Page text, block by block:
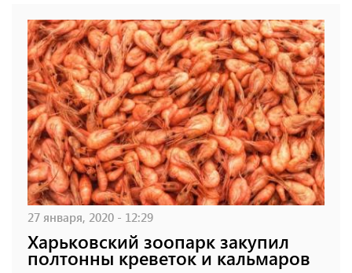
27 января, 2020 - 12:29
Харьковский зоопарк закупил
полтонны креветок и кальмаров